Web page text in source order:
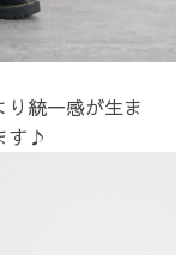
統一感が生ま
す♪